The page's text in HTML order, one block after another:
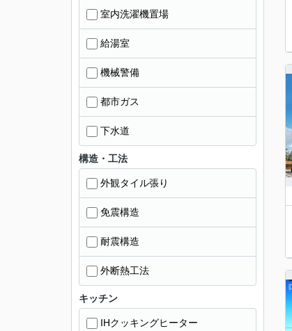
室内洗濯機置場
給湯室
機械警備
都市ガス
下水道
構造・工法
外観タイル張り
免震構造
耐震構造
外断熱工法
キッチン
IHクッキングヒーター